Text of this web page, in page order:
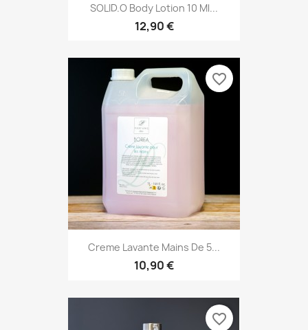
SOLID.O Body Lotion 10 Ml...
12,90 €
Creme Lavante Mains De 5...
10,90 €
favorite_border
favorite_border